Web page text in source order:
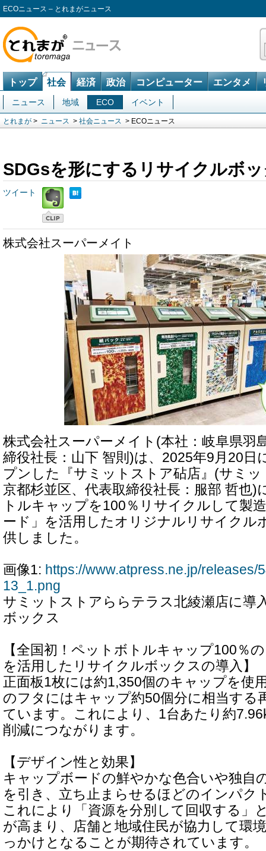
ECOニュース – とれまがニュース
トップ 社会 経済 政治 コンピューター エンタメ
ニュース 地域 ECO イベント
とれまが > ニュース > 社会ニュース > ECOニュース
SDGsを形にするリサイクルボ
ツイート
株式会社スーパーメイト
株式会社スーパーメイト(本社：岐阜県羽
締役社長：山下 智則)は、2025年9月20日
プンした『サミットストア砧店』(サミッ
京都杉並区、代表取締役社長：服部 哲也
トルキャップを100％リサイクルして製
ード」を活用したオリジナルリサイクル
供しました。
画像1: https://www.atpress.ne.jp/releases/
13_1.png
サミットストアららテラス北綾瀬店に導
ボックス
【全国初！ペットボトルキャップ100％
を活用したリサイクルボックスの導入】
正面板1枚には約1,350個のキャップを使
のフタにはキャップ約50個分に相当する
ています。これにより、1台あたり約
削減につながります。
【デザイン性と効果】
キャップボードの鮮やかな色合いや独自
を引き、立ち止まらせるほどのインパク
これにより「資源を分別して回収する」
が高まり、店舗と地域住民が協力して環
っかけとなることが期待されています。